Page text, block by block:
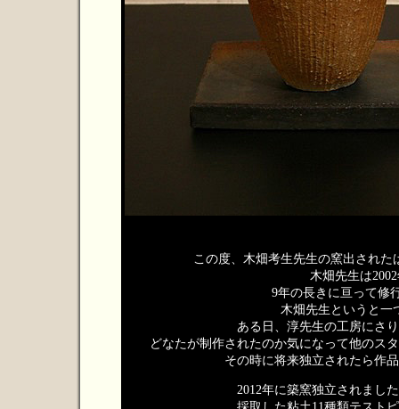
この度、木畑考生先生の窯出され
木畑先生は
9年の長きに亘って修
木畑先生というと一
ある日、淳先生の工房にさ
どなたが制作されたのか気になって他のス
その時に将来独立されたら作
2012年に築窯独立されまし
採取した粘土11種類テスト